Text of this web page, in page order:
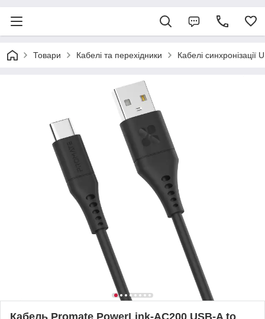
Товари Кабелі та перехідники Кабелі синхронізації
Кабель Promate PowerLink-AC200 USB-A to